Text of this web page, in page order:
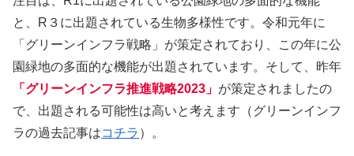
と、R３に出題されている生物多様性です。令和元年に
「グリーンインフラ戦略」が策定されており、この年に公
園緑地の多面的な機能が出題されています。そして、昨年
「グリーンインフラ推進戦略2023」 が策定されましたの
で、出題される可能性は高いと考えます（グリーンインフ
ラの過去記事はコチラ ）。